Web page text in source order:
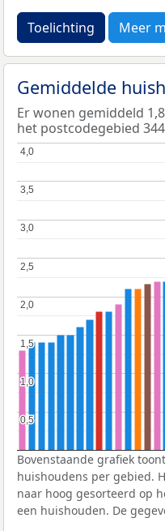
Toelichting Meer
Gemiddelde
Er wonen gemiddeld
het postcodegebied
0,5
0,5
1,0
1,0
1,5
1,5
2,0
2,0
2,5
2,5
3,0
3,0
3,5
3,5
4,0
4,0
Bovenstaande grafiek
huishoudens per gebied.
naar hoog gesorteerd op
een huishouden. De